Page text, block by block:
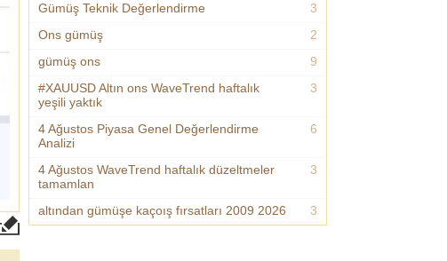
Gümüş Teknik Değerlendirme
3
Ons gümüş
2
gümüş ons
9
#XAUUSD Altın ons WaveTrend haftalık
yeşili yaktık
3
4 Ağustos Piyasa Genel Değerlendirme
Analizi
6
4 Ağustos WaveTrend haftalık düzeltmeler
tamamlan
3
altından gümüşe kaçoış fırsatları 2009 2026 3